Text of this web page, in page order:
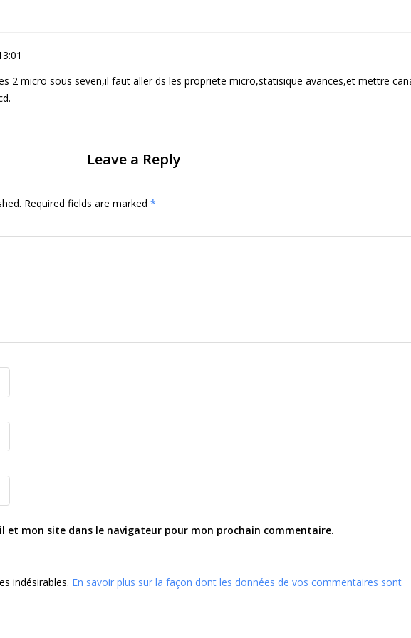
2 micro sous seven,il faut aller ds les propriete micro,statisique avances,et mettre
Leave a Reply
Required fields are marked *
et mon site dans le navigateur pour mon prochain commentaire.
indésirables. En savoir plus sur la façon dont les données de vos commentaires sont